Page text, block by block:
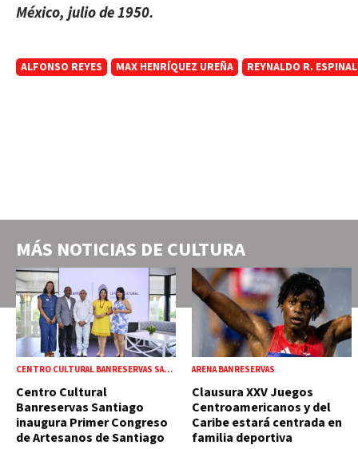
México, julio de 1950.
ALFONSO REYES MAX HENRÍQUEZ UREÑA REYNALDO R. ESPINAL
MÁS NOTICIAS DE CULTURA
CENTRO CULTURAL BANRESERVAS SANTIAGO
Centro Cultural
Banreservas Santiago
inaugura Primer Congreso
de Artesanos de Santiago
ARENA BANRESERVAS
Clausura XXV Juegos
Centroamericanos y del
Caribe estará centrada en
familia deportiva